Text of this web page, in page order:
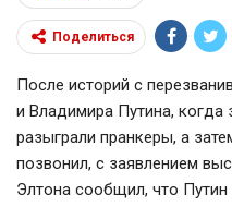
Поделиться
После историй с
и Владимира Путина, когда
разыграли пранкеры, а
позвонил, с заявлением
Элтона сообщил, что Путин